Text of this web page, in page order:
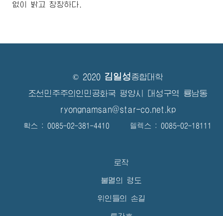
없이 밝고 창창하다.
© 2020 김일성종합대학
조선민주주의인민공화국 평양시 대성구역 룡남동
ryongnamsan@star-co.net.kp
확스 : 0085-02-381-4410 텔렉스 : 0085-02-18111
로작
불멸의 령도
위인들의 손길